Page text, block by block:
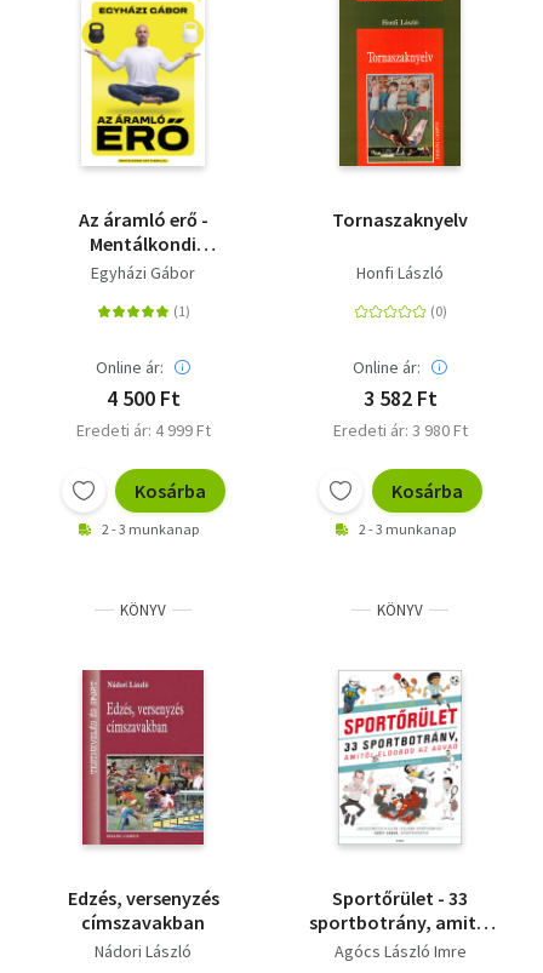
Az áramló erő -
Mentálkondi
kettlebellel
Egyházi Gábor
Online ár:
4 500 Ft
Eredeti ár: 4 999 Ft
Kosárba
2 - 3 munkanap
Tornaszaknyelv
Honfi László
Online ár:
3 582 Ft
Eredeti ár: 3 980 Ft
Kosárba
2 - 3 munkanap
KÖNYV
Edzés, versenyzés
címszavakban
Nádori László
KÖNYV
Sportőrület - 33
sportbotrány, amitől
eldobod az agyad
Agócs László Imre